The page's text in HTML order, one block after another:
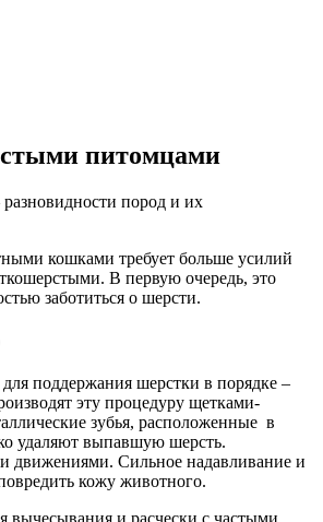
питомцами
пород и их
кошками требует больше усилий
В первую очередь, это
заботиться о шерсти.
поддержания шерстки в порядке –
эту процедуру щетками-
зубья, расположенные в
удаляют выпавшую шерсть.
движениями. Сильное надавливание и
кожу животного.
вычесывания и расчески с частыми